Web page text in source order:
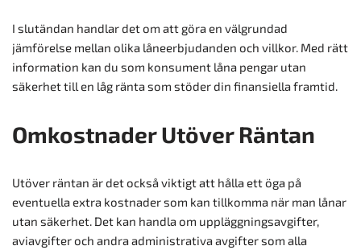
I slutändan handlar det om att göra en välgrundad
jämförelse mellan olika låneerbjudanden och villkor. Med rätt
information kan du som konsument låna pengar utan
säkerhet till en låg ränta som stöder din finansiella framtid.
Omkostnader Utöver Räntan
Utöver räntan är det också viktigt att hålla ett öga på
eventuella extra kostnader som kan tillkomma när man lånar
utan säkerhet. Det kan handla om uppläggningsavgifter,
aviavgifter och andra administrativa avgifter som alla